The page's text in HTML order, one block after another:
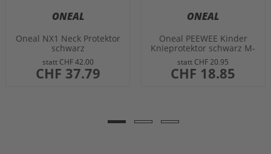
ONEAL
Oneal NX1 Neck Protektor
schwarz
statt CHF 42.00
sonderangebot
CHF 37.79
ONEAL
Oneal PEEWEE Kinder
Knieprotektor schwarz M-
L
statt CHF 20.95
sonderangebot
CHF 18.85